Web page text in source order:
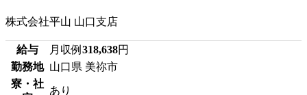
株式会社平山 山口支店
給与 月収例 318,638円
勤務地 山口県 美祢市
寮・社
あり